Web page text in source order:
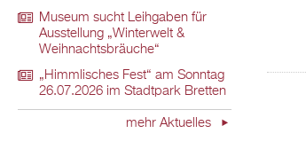
Museum sucht Leihgaben für
Ausstellung „Winterwelt &
Weihnachtsbräuche“
„Himmlisches Fest“ am Sonntag
26.07.2026 im Stadtpark Bretten
mehr Aktuelles